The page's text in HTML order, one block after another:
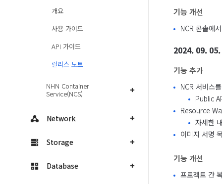
개요
사용 가이드
API 가이드
릴리스 노트
NHN Container
Service(NCS)
Network
Storage
Database
기능 개선
NCR 콘솔에
2024. 09. 05.
기능 추가
NCR 서비스
Public
Resource
자세한
이미지 서명
기능 개선
프로젝트 간